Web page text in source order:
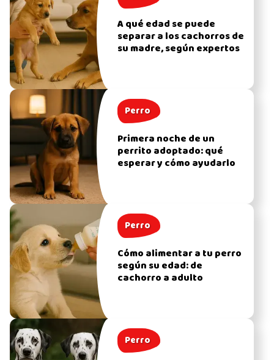
A qué edad se puede
separar a los cachorros de
su madre, según expertos
Perro
Primera noche de un
perrito adoptado: qué
esperar y cómo ayudarlo
Perro
Cómo alimentar a tu perro
según su edad: de
cachorro a adulto
Perro